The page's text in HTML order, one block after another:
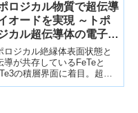
ロジカル物質で超伝導
オードを実現 ～トポ
カル超伝導体の電子状
明に向けて～
ロジカル絶縁体表面状態と
導が共存しているFeTeと
の積層界面に着目。超伝
面と平行に磁場を加えて抵
、電流の方向に依存して抵